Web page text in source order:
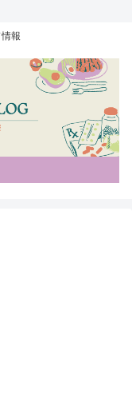
報